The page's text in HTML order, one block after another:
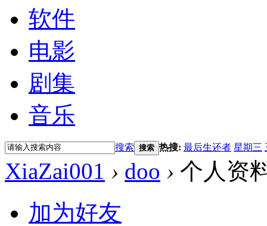
软件
电影
剧集
音乐
搜索 搜索 热搜: 最后生还者 星期三
XiaZai001 › doo › 个人资
加为好友